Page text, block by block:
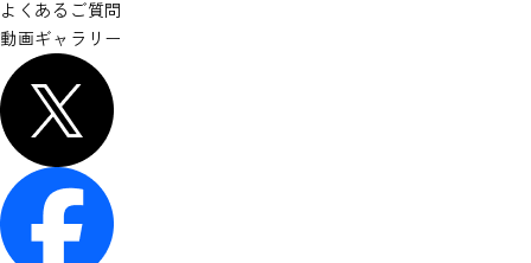
よくあるご質問
動画ギャラリー